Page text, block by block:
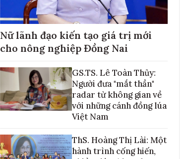
Nữ lãnh đạo kiến tạo giá trị mới
cho nông nghiệp Đồng Nai
GS.TS. Lê Toàn Thủy:
Người đưa "mắt thần"
radar từ không gian về
với những cánh đồng lúa
Việt Nam
ThS. Hoàng Thị Lài: Một
hành trình cống hiến,